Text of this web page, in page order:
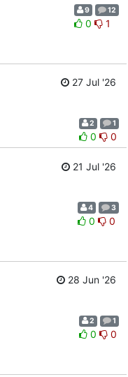
9 12
0 1
27 Jul '26
2 1
0 0
21 Jul '26
4 3
0 0
28 Jun '26
2 1
0 0